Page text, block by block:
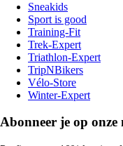
Sneakids
Sport is good
Training-Fit
Trek-Expert
Triathlon-Expert
TripNBikers
Vélo-Store
Winter-Expert
Abonneer je op onze